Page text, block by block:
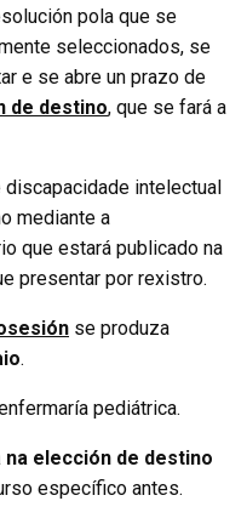
pola que se
seleccionados, se
e se abre un prazo de
de destino, que se fará a
discapacidade intelectual
mediante a
que estará publicado na
presentar por rexistro.
se produza
.
pediátrica.
na elección de destino
específico antes.